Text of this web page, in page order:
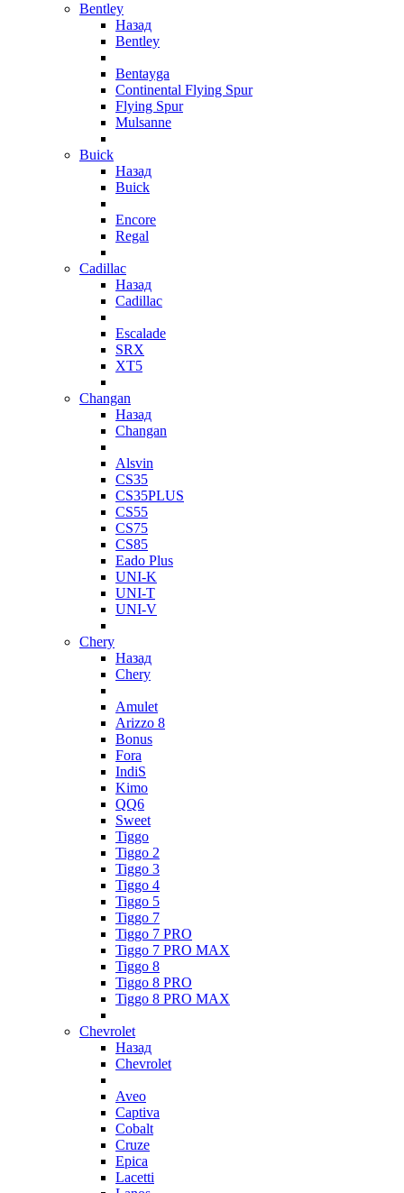
Bentley
Назад
Bentley
Bentayga
Continental Flying Spur
Flying Spur
Mulsanne
Buick
Назад
Buick
Encore
Regal
Cadillac
Назад
Cadillac
Escalade
SRX
XT5
Changan
Назад
Changan
Alsvin
CS35
CS35PLUS
CS55
CS75
CS85
Eado Plus
UNI-K
UNI-T
UNI-V
Chery
Назад
Chery
Amulet
Arizzo 8
Bonus
Fora
IndiS
Kimo
QQ6
Sweet
Tiggo
Tiggo 2
Tiggo 3
Tiggo 4
Tiggo 5
Tiggo 7
Tiggo 7 PRO
Tiggo 7 PRO MAX
Tiggo 8
Tiggo 8 PRO
Tiggo 8 PRO MAX
Chevrolet
Назад
Chevrolet
Aveo
Captiva
Cobalt
Cruze
Epica
Lacetti